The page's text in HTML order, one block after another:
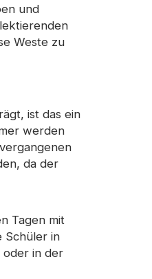
und
Weste zu
ist das ein
werden
da der
Tagen mit
Schüler in
oder in der